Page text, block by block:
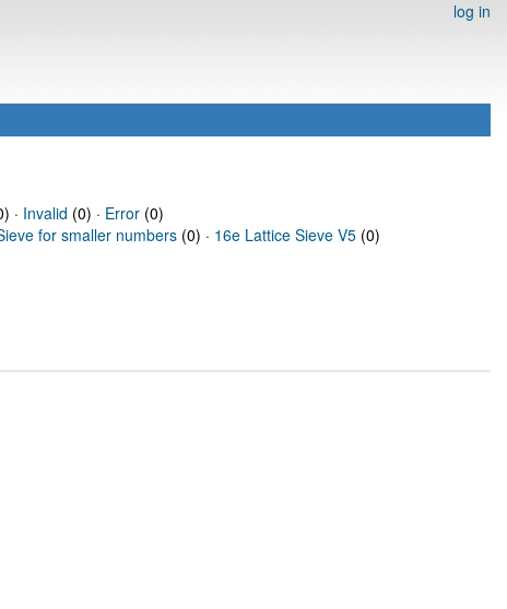
log in
· Invalid (0) · Error(0)
for smaller numbers (0) · 16e Lattice Sieve V5 (0)